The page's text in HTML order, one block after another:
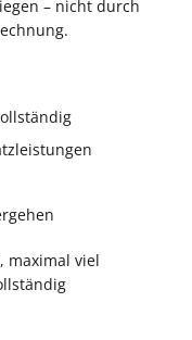
– nicht durch
maximal viel